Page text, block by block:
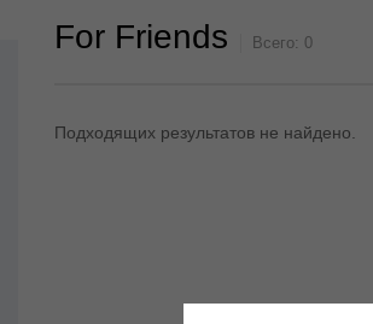
For Friends Всего: 0
Подходящих результатов не найдено.